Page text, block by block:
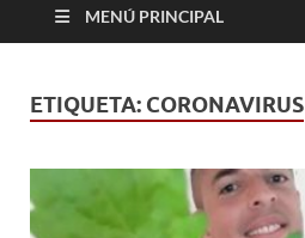
MENÚ PRINCIPAL
ETIQUETA: CORONAVIRUS